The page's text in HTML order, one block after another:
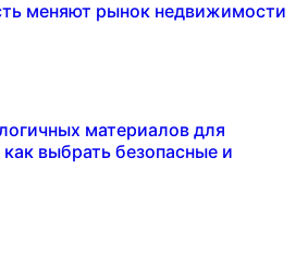
меняют рынок недвижимости
материалов для
выбрать безопасные и